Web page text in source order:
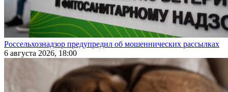
Россельхознадзор предупредил об мошеннических рассылках
6 августа 2026, 18:00